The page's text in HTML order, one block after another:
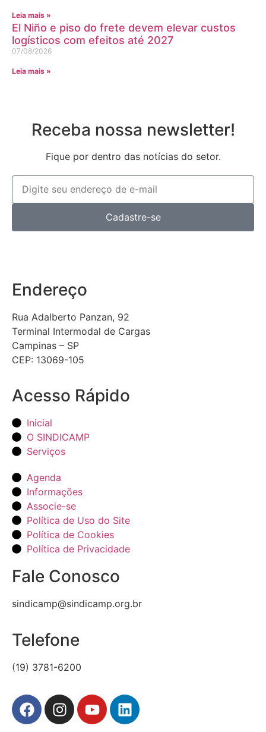
Leia mais »
El Niño e piso do frete devem elevar custos
logísticos com efeitos até 2027
07/08/2026
Leia mais »
Receba nossa newsletter!
Fique por dentro das notícias do setor.
Cadastre-se
Endereço
Rua Adalberto Panzan, 92
Terminal Intermodal de Cargas
Campinas – SP
CEP: 13069-105
Acesso Rápido
Inicial
O SINDICAMP
Serviços
Agenda
Informações
Associe-se
Política de Uso do Site
Política de Cookies
Política de Privacidade
Fale Conosco
sindicamp@sindicamp.org.br
Telefone
(19) 3781-6200